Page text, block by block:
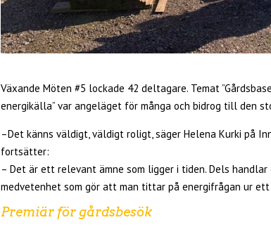
Växande Möten #5 lockade 42 deltagare. Temat
energikälla” var angeläget för många och bidrog till den
–Det känns väldigt, väldigt roligt, säger Helena Kurki på
fortsätter:
– Det är ett relevant ämne som ligger i tiden. Dels
medvetenhet som gör att man tittar på energifrågan ur
Premiär för gårdsbesök